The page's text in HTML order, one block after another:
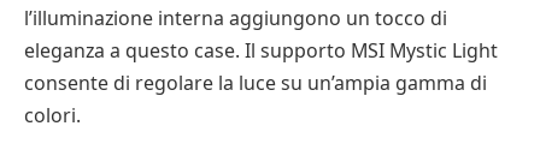
l’illuminazione interna aggiungono un tocco di
eleganza a questo case. Il supporto MSI Mystic Light
consente di regolare la luce su un’ampia gamma di
colori.